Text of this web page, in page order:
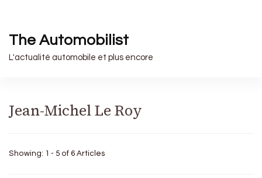
The Automobilist
L'actualité automobile et plus encore
Jean-Michel Le Roy
Showing: 1 - 5 of 6 Articles